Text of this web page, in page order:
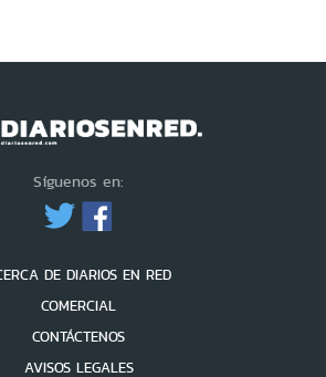
Síguenos en:
DE DIARIOS EN RED
COMERCIAL
CONTÁCTENOS
AVISOS LEGALES